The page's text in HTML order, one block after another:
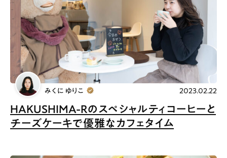
HAKUSHIMA-Rのスペシャルティコーヒーと
チーズケーキで優雅なカフェタイム
みくに ゆりこ 2023.02.22